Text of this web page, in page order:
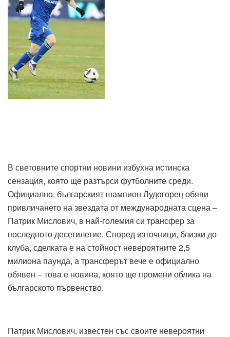
В световните спортни новини избухна истинска
сензация, която ще разтърси футболните среди.
Официално, българският шампион Лудогорец обяви
привличането на звездата от международната сцена –
Патрик Мислович, в най-големия си трансфер за
последното десетилетие. Според източници, близки до
клуба, сделката е на стойност невероятните 2,5
милиона паунда, а трансферът вече е официално
обявен – това е новина, която ще промени облика на
българското първенство.
Патрик Мислович, известен със своите невероятни